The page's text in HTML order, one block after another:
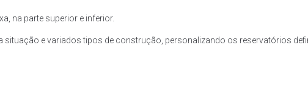
na parte superior e inferior.
e variados tipos de construção, personalizando os reservatórios